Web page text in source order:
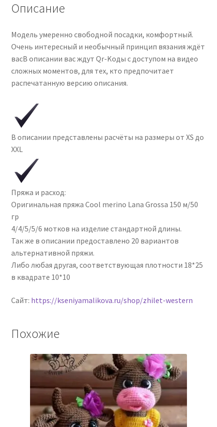
Описание
Модель умеренно свободной посадки, комфортный.
Очень интересный и необычный принцип вязания ждёт
васВ описании вас ждут Qr-Koды с доступом на видео
сложных моментов, для тех, кто предпочитает
распечатанную версию описания.
В описании представлены расчёты на размеры от XS до
XXL
Пряжа и расход:
Оригинальная пряжа Cool merino Lana Grossa 150 м/50
гр
4/4/5/5/6 мотков на изделие стандартной длины.
Так же в описании предоставлено 20 вариантов
альтернативной пряжи.
Либо любая другая, соответствующая плотности 18*25
в квадрате 10*10
Сайт: https://kseniyamalikova.ru/shop/zhilet-western
Похожие